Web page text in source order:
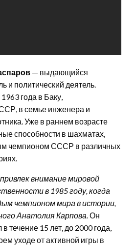
— выдающийся
и политический деятель.
года в Баку,
в семье инженера и
Уже в раннем возрасте
способности в шахматах,
чемпионом СССР в различных
внимание мировой
в 1985 году, когда
чемпионом мира в истории,
Анатолия Карпова.Он
течение 15 лет, до 2000 года,
уходе от активной игры в